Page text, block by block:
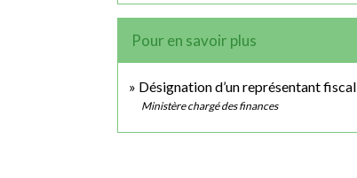
Pour en savoir plus
Désignation d’un représentant fiscal
Ministère chargé des finances